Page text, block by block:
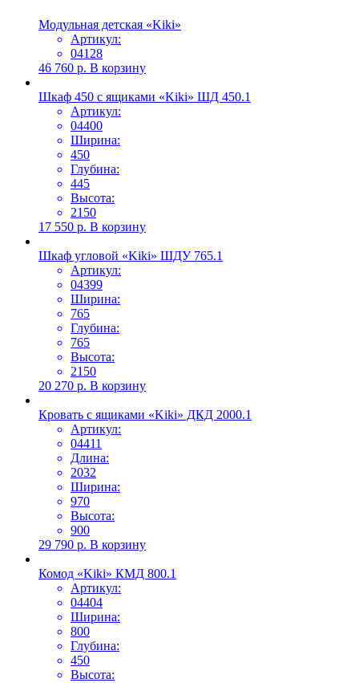
Модульная детская «Kiki»
Артикул:
04128
46 760 р. В корзину
Шкаф 450 с ящиками «Kiki» ШД 450.1
Артикул:
04400
Ширина:
450
Глубина:
445
Высота:
2150
17 550 р. В корзину
Шкаф угловой «Kiki» ШДУ 765.1
Артикул:
04399
Ширина:
765
Глубина:
765
Высота:
2150
20 270 р. В корзину
Кровать с ящиками «Kiki» ДКД 2000.1
Артикул:
04411
Длина:
2032
Ширина:
970
Высота:
900
29 790 р. В корзину
Комод «Kiki» КМД 800.1
Артикул:
04404
Ширина:
800
Глубина:
450
Высота: